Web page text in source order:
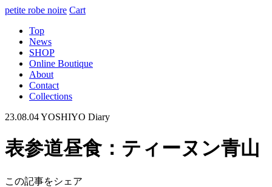
petite robe noire Cart
Top
News
SHOP
Online Boutique
About
Contact
Collections
23.08.04YOSHIYO Diary
表参道昼食：ティーヌン青山
この記事をシェア